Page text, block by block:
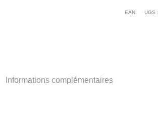
EAN: UGS :
Informations complémentaires